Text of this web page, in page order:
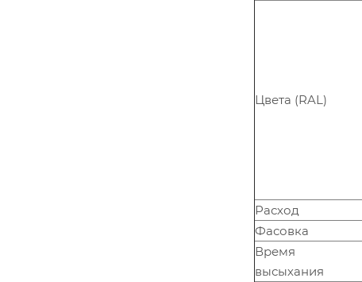
Цвета (RAL)
Расход
Фасовка
Время
высыхания